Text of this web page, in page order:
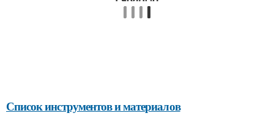
Список инструментов и материалов